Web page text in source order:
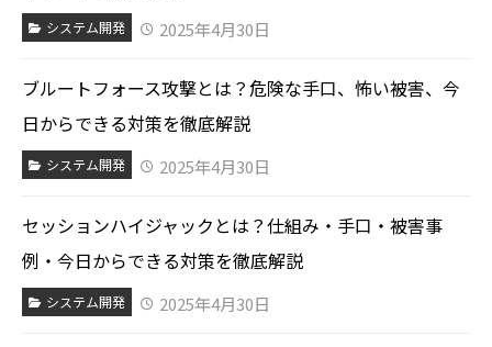
システム開発 2025年4月30日
ブルートフォース攻撃とは？危険な手口、怖い被害、今
日からできる対策を徹底解説
システム開発 2025年4月30日
セッションハイジャックとは？仕組み・手口・被害事
例・今日からできる対策を徹底解説
システム開発 2025年4月30日